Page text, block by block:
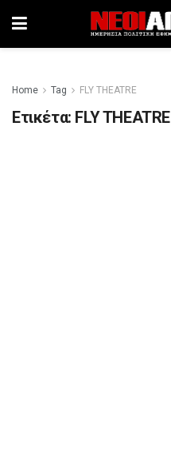
Home Tag FLY THEATRE
Ετικέτα: FLY THEATRE